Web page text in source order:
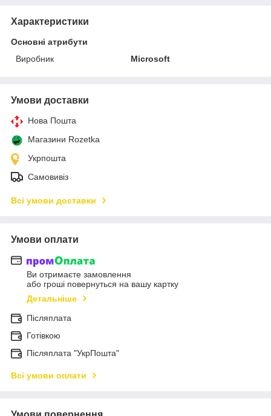
Характеристики
Основні атрибути
Виробник
Microsoft
Умови доставки
Нова Пошта
Магазини Rozetka
Укрпошта
Самовивіз
Всі умови доставки
Умови оплати
Ви отримаєте замовлення
або гроші повернуться на вашу картку
Детальніше
Післяплата
Готівкою
Післяплата "УкрПошта"
Всі умови оплати